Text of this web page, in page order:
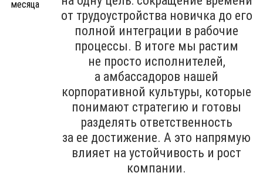
от трудоустройства новичка до его
полной интеграции в рабочие
процессы. В итоге мы растим
не просто исполнителей,
а амбассадоров нашей
корпоративной культуры, которые
понимают стратегию и готовы
разделять ответственность
за ее достижение. А это напрямую
влияет на устойчивость и рост
компании.